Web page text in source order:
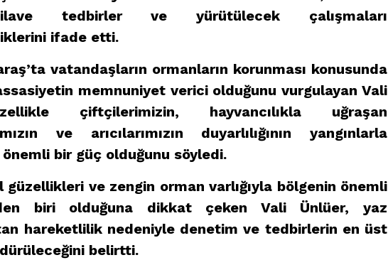
tedbirler ve yürütülecek çalışmaları
ifade etti.
vatandaşların ormanların korunması konusunda
memnuniyet verici olduğunu vurgulayan Vali
çiftçilerimizin, hayvancılıkla uğraşan
ve arıcılarımızın duyarlılığının yangınlarla
bir güç olduğunu söyledi.
güzellikleri ve zengin orman varlığıyla bölgenin önemli
biri olduğuna dikkat çeken Vali Ünlüer, yaz
hareketlilik nedeniyle denetim ve tedbirlerin en üst
belirtti.